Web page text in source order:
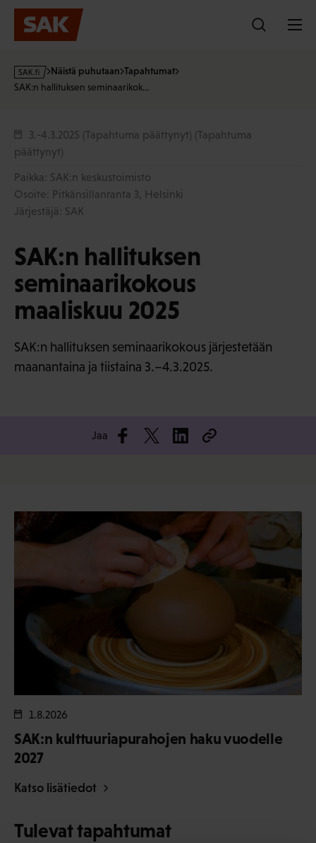
Hyppää
sisältöön
s
a
f
Näistä puhutaan Tapahtumat
SAK:n hallituksen seminaarikok…
3.-4.3.2025 (Tapahtuma päättynyt) (Tapahtuma
päättynyt)
Paikka: SAK:n keskustoimisto
Osoite: Pitkänsillanranta 3, Helsinki
Järjestäjä: SAK
SAK:n hallituksen
seminaarikokous
maaliskuu 2025
SAK:n hallituksen seminaarikokous järjestetään
maanantaina ja tiistaina 3.–4.3.2025.
Jaa
Tulevat tapahtumat
1.8.2026
SAK:n kulttuuriapurahojen haku vuodelle
2027
Katso lisätiedot